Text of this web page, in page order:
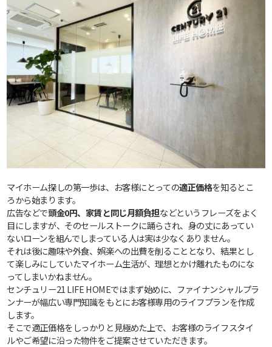
マイホーム探しの第一歩は、お客様にとっての適正価格を知るとこ
ろから始まります。
広告などで頭金0円、家賃と同じ月額負担などというフレーズをよく
目にしますが、そのセールストークに踊らされ、身の丈にあってい
ないローンを組んでしまっている人は実は少なくありません。
それは後に趣味や外食、娯楽への出費を削ることとなり、結果とし
て楽しみにしていたマイホーム生活が、理想とかけ離れたものにな
ってしまいかねません。
センチュリー21 LIFE HOMEではまず始めに、ファイナンシャルプラ
ンナーが幅広い専門知識をもとにお客様専用のライフプランを作成
します。
そこで適正価格をしっかりと見極めた上で、お客様のライフスタイ
ルやご希望に沿った物件をご提案させていただきます。